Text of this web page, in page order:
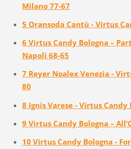
Milano 77-67
5 Oransoda Cantù - Virtus
6 Virtus Candy Bologna –
Napoli 68-65
7 Reyer Noalex Venezia -
80
8 Ignis Varese - Virtus Candy
9 Virtus Candy Bologna –
10 Virtus Candy Bologna -